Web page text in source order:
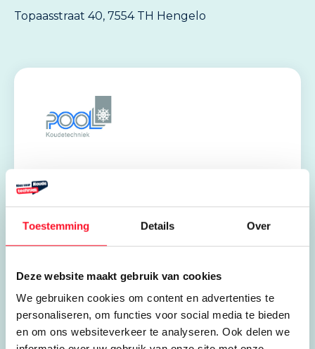
Toestemming Details Over
Deze website maakt gebruik van cookies
We gebruiken cookies om content en advertenties te
personaliseren, om functies voor social media te bieden
en om ons websiteverkeer te analyseren. Ook delen we
Topaasstraat 40, 7554 TH Hengelo
Stages en leerbanen
Pool Koudetechniek
074 250 1144
r.lubbers@pool-koudetechniek.nl
Open website